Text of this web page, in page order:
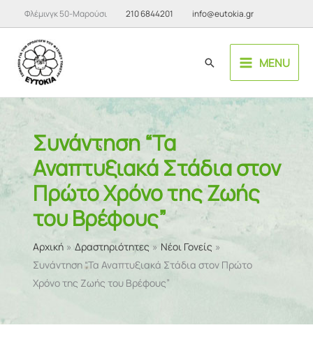
Μετάβαση
στο
περιεχόμενο
Φλέμινγκ 50-Μαρούσι 210 6844201 info@eutokia.gr
ΑναζήτησηMENU
Συνάντηση “Τα
Αναπτυξιακά Στάδια στον
Πρώτο Χρόνο της Ζωής
του Βρέφους”
Αρχική Δραστηριότητες
Νέοι Γονείς
Συνάντηση “Τα Αναπτυξιακά Στάδια στον Πρώτο
Χρόνο της Ζωής του Βρέφους”